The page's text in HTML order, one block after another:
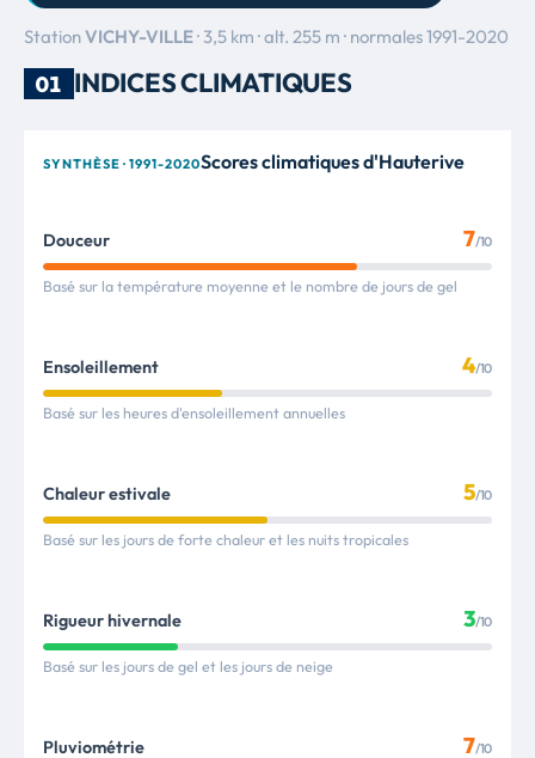
StationVICHY-VILLE· 3,5 km · alt. 255 m · normales 1991-2020
01 INDICES CLIMATIQUES
SYNTHÈSE · 1991-2020Scores climatiques d'Hauterive
Douceur 7/10
Basé sur la température moyenne et le nombre de jours de gel
Ensoleillement 4/10
Basé sur les heures d'ensoleillement annuelles
Chaleur estivale 5/10
Basé sur les jours de forte chaleur et les nuits tropicales
Rigueur hivernale 3/10
Basé sur les jours de gel et les jours de neige
Pluviométrie 7/10